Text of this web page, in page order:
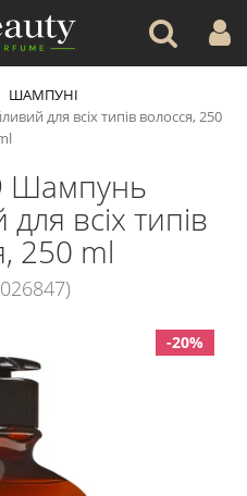
ШАМПУНІ
для всіх типів волосся, 250
Шампунь
всіх типів
250 ml
-20%